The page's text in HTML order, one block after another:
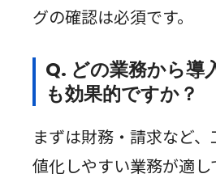
グの確認は必須です。
Q. どの業務から導
も効果的ですか？
まずは財務・請求など
値化しやすい業務が適し